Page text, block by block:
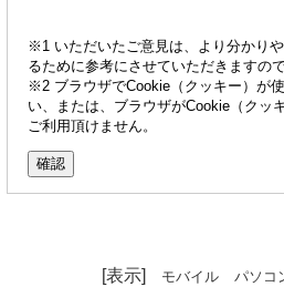
※1 いただいたご意見は、より分かり
るために参考にさせていただきますの
※2 ブラウザでCookie（クッキー）が
い、または、ブラウザがCookie（クッ
ご利用頂けません。
[表示] モバイル パソコ